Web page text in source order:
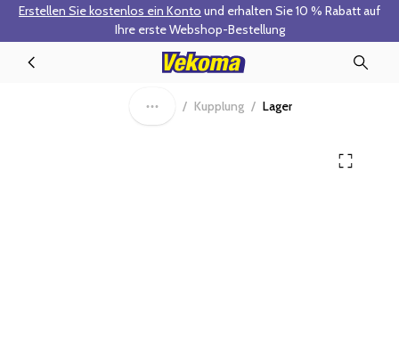
Zum Hauptinhalt springen
Erstellen Sie kostenlos ein Konto und erhalten Sie 10 % Rabatt auf
Ihre erste Webshop-Bestellung
90-0130 - Ausrücklager
/ Kupplung / Lager